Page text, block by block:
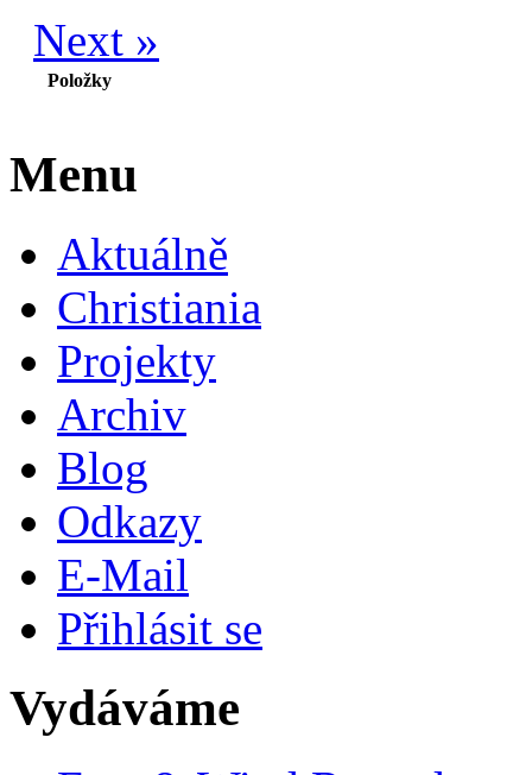
Next »
Položky
Menu
Aktuálně
Christiania
Projekty
Archiv
Blog
Odkazy
E-Mail
Přihlásit se
Vydáváme